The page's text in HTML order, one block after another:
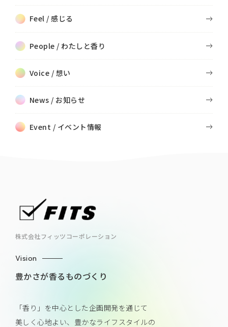
Feel / 感じる
People / わたしと香り
Voice / 想い
News / お知らせ
Event / イベント情報
株式会社フィッツコーポレーション
Vision
豊かさが香るものづくり
「香り」を中心とした企画開発を通じて
美しく心地よい、豊かなライフスタイルの